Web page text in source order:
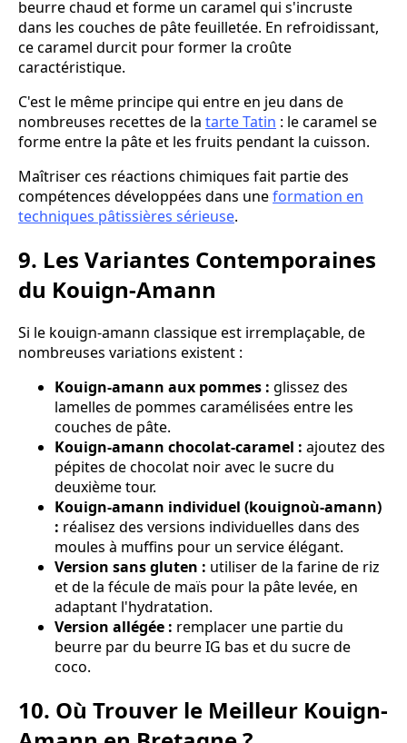
beurre chaud et forme un caramel qui s'incruste
dans les couches de pâte feuilletée. En refroidissant,
ce caramel durcit pour former la croûte
caractéristique.
C'est le même principe qui entre en jeu dans de
nombreuses recettes de la tarte Tatin : le caramel se
forme entre la pâte et les fruits pendant la cuisson.
Maîtriser ces réactions chimiques fait partie des
compétences développées dans uneformation en
techniques pâtissières sérieuse.
9. Les Variantes Contemporaines
du Kouign-Amann
Si le kouign-amann classique est irremplaçable, de
nombreuses variations existent :
Kouign-amann aux pommes : glissez des
lamelles de pommes caramélisées entre les
couches de pâte.
Kouign-amann chocolat-caramel : ajoutez des
pépites de chocolat noir avec le sucre du
deuxième tour.
Kouign-amann individuel (kouignoù-amann)
: réalisez des versions individuelles dans des
moules à muffins pour un service élégant.
Version sans gluten : utiliser de la farine de riz
et de la fécule de maïs pour la pâte levée, en
adaptant l'hydratation.
Version allégée : remplacer une partie du
beurre par du beurre IG bas et du sucre de
coco.
10. Où Trouver le Meilleur Kouign-